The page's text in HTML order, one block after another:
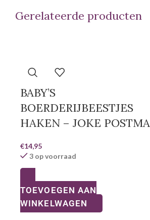
Gerelateerde producten
BABY’S
BOERDERIJBEESTJES
HAKEN – JOKE POSTMA
€14,95
3 op voorraad
TOEVOEGEN AAN
WINKELWAGEN